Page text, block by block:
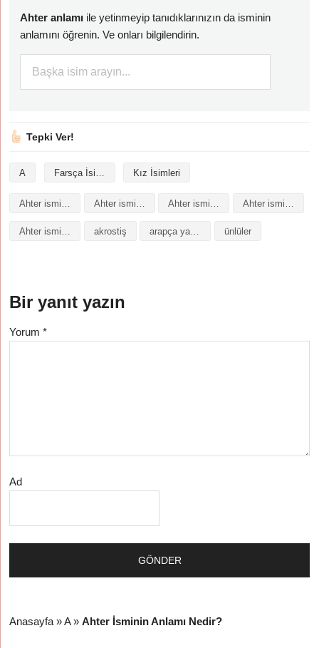
Ahter anlamı ile yetinmeyip tanıdıklarınızın da isminin
anlamını öğrenin. Ve onları bilgilendirin.
Tepki Ver!
A Farsça İsimler Kız İsimleri
Ahter isminin numerolojisi akrostiş arapça yazılışı ünlüler
Bir yanıt yazın
Yorum*
Ad
Anasayfa »A»Ahter İsminin Anlamı Nedir?